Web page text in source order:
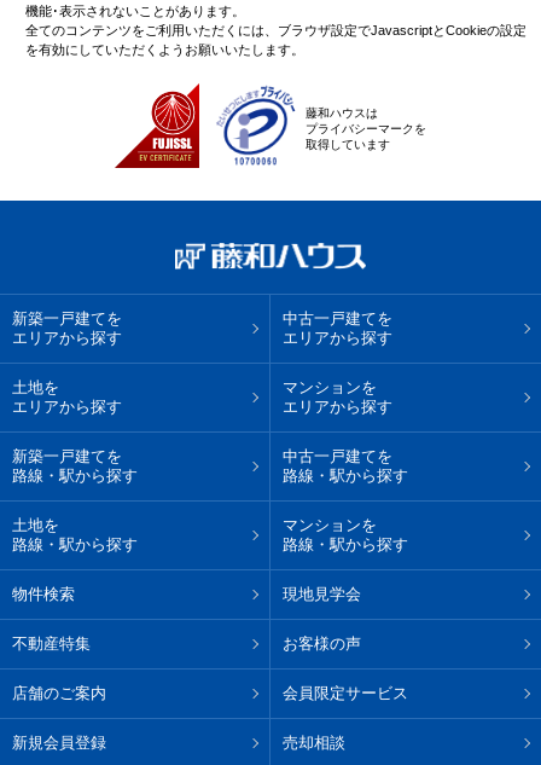
機能･表示されないことがあります。
全てのコンテンツをご利用いただくには、ブラウザ設定でJavascriptとCookieの設定
を有効にしていただくようお願いいたします。
藤和ハウスは
プライバシーマークを
取得しています
新築一戸建てを
エリアから探す
中古一戸建てを
エリアから探す
土地を
エリアから探す
マンションを
エリアから探す
新築一戸建てを
路線・駅から探す
中古一戸建てを
路線・駅から探す
土地を
路線・駅から探す
マンションを
路線・駅から探す
物件検索 現地見学会
不動産特集 お客様の声
店舗のご案内 会員限定サービス
新規会員登録 売却相談